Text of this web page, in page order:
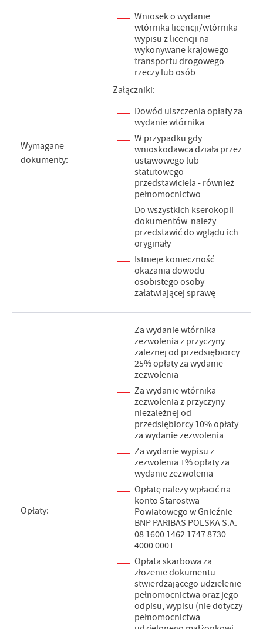
Wymagane
dokumenty:
Wniosek o wydanie
wtórnika licencji/wtórnika
wypisu z licencji na
wykonywane krajowego
transportu drogowego
rzeczy lub osób
Załączniki:
Dowód uiszczenia opłaty za
wydanie wtórnika
W przypadku gdy
wnioskodawca działa przez
ustawowego lub
statutowego
przedstawiciela - również
pełnomocnictwo
Do wszystkich kserokopii
dokumentów należy
przedstawić do wglądu ich
oryginały
Istnieje konieczność
okazania dowodu
osobistego osoby
załatwiającej sprawę
Opłaty:
Za wydanie wtórnika
zezwolenia z przyczyny
zależnej od przedsiębiorcy
25% opłaty za wydanie
zezwolenia
Za wydanie wtórnika
zezwolenia z przyczyny
niezależnej od
przedsiębiorcy 10% opłaty
za wydanie zezwolenia
Za wydanie wypisu z
zezwolenia 1% opłaty za
wydanie zezwolenia
Opłatę należy wpłacić na
konto Starostwa
Powiatowego w Gnieźnie
BNP PARIBAS POLSKA S.A.
08 1600 1462 1747 8730
4000 0001
Opłata skarbowa za
złożenie dokumentu
stwierdzającego udzielenie
pełnomocnictwa oraz jego
odpisu, wypisu (nie dotyczy
pełnomocnictwa